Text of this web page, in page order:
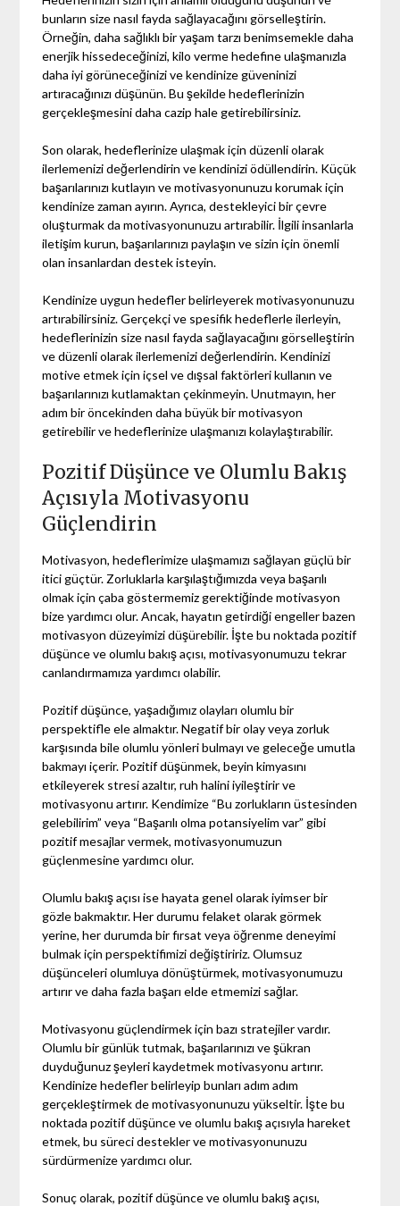
bunların size nasıl fayda sağlayacağını görselleştirin.
Örneğin, daha sağlıklı bir yaşam tarzı benimsemekle daha
enerjik hissedeceğinizi, kilo verme hedefine ulaşmanızla
daha iyi görüneceğinizi ve kendinize güveninizi
artıracağınızı düşünün. Bu şekilde hedeflerinizin
gerçekleşmesini daha cazip hale getirebilirsiniz.
Son olarak, hedeflerinize ulaşmak için düzenli olarak
ilerlemenizi değerlendirin ve kendinizi ödüllendirin. Küçük
başarılarınızı kutlayın ve motivasyonunuzu korumak için
kendinize zaman ayırın. Ayrıca, destekleyici bir çevre
oluşturmak da motivasyonunuzu artırabilir. İlgili insanlarla
iletişim kurun, başarılarınızı paylaşın ve sizin için önemli
olan insanlardan destek isteyin.
Kendinize uygun hedefler belirleyerek motivasyonunuzu
artırabilirsiniz. Gerçekçi ve spesifik hedeflerle ilerleyin,
hedeflerinizin size nasıl fayda sağlayacağını görselleştirin
ve düzenli olarak ilerlemenizi değerlendirin. Kendinizi
motive etmek için içsel ve dışsal faktörleri kullanın ve
başarılarınızı kutlamaktan çekinmeyin. Unutmayın, her
adım bir öncekinden daha büyük bir motivasyon
getirebilir ve hedeflerinize ulaşmanızı kolaylaştırabilir.
Pozitif Düşünce ve Olumlu Bakış
Açısıyla Motivasyonu
Güçlendirin
Motivasyon, hedeflerimize ulaşmamızı sağlayan güçlü bir
itici güçtür. Zorluklarla karşılaştığımızda veya başarılı
olmak için çaba göstermemiz gerektiğinde motivasyon
bize yardımcı olur. Ancak, hayatın getirdiği engeller bazen
motivasyon düzeyimizi düşürebilir. İşte bu noktada pozitif
düşünce ve olumlu bakış açısı, motivasyonumuzu tekrar
canlandırmamıza yardımcı olabilir.
Pozitif düşünce, yaşadığımız olayları olumlu bir
perspektifle ele almaktır. Negatif bir olay veya zorluk
karşısında bile olumlu yönleri bulmayı ve geleceğe umutla
bakmayı içerir. Pozitif düşünmek, beyin kimyasını
etkileyerek stresi azaltır, ruh halini iyileştirir ve
motivasyonu artırır. Kendimize “Bu zorlukların üstesinden
gelebilirim” veya “Başarılı olma potansiyelim var” gibi
pozitif mesajlar vermek, motivasyonumuzun
güçlenmesine yardımcı olur.
Olumlu bakış açısı ise hayata genel olarak iyimser bir
gözle bakmaktır. Her durumu felaket olarak görmek
yerine, her durumda bir fırsat veya öğrenme deneyimi
bulmak için perspektifimizi değiştiririz. Olumsuz
düşünceleri olumluya dönüştürmek, motivasyonumuzu
artırır ve daha fazla başarı elde etmemizi sağlar.
Motivasyonu güçlendirmek için bazı stratejiler vardır.
Olumlu bir günlük tutmak, başarılarınızı ve şükran
duyduğunuz şeyleri kaydetmek motivasyonu artırır.
Kendinize hedefler belirleyip bunları adım adım
gerçekleştirmek de motivasyonunuzu yükseltir. İşte bu
noktada pozitif düşünce ve olumlu bakış açısıyla hareket
etmek, bu süreci destekler ve motivasyonunuzu
sürdürmenize yardımcı olur.
Sonuç olarak, pozitif düşünce ve olumlu bakış açısı,